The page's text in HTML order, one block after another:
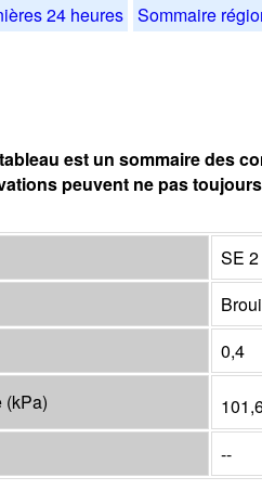
24 heures Sommaire
est un sommaire des
peuvent ne pas
SE 2
0,4
(kPa)
--